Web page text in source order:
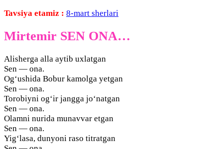
Tavsiya etamiz : 8-mart sherlari
Mirtemir SЕN ONA…
Alisherga alla aytib uxlatgan
Sen — ona.
Og‘ushida Bobur kamolga yetgan
Sen — ona.
Torobiyni og‘ir jangga jo‘natgan
Sen — ona.
Olamni nurida munavvar etgan
Sen — ona.
Yig‘lasa, dunyoni raso titratgan